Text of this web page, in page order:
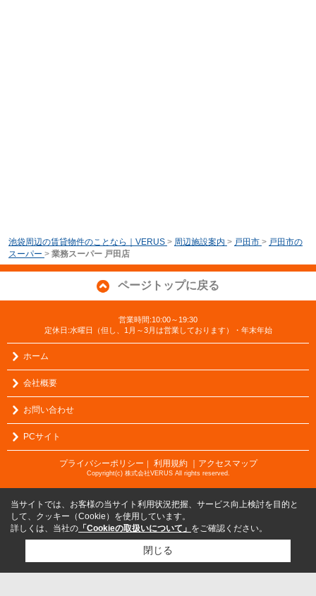
池袋周辺の賃貸物件のことなら｜VERUS > 周辺施設案内 > 戸田市 > 戸田市の
スーパー > 業務スーパー 戸田店
ページトップに戻る
営業時間:10:00～19:30
定休日:水曜日（但し、1月～3月は営業しております）・年末年始
ホーム
会社概要
お問い合わせ
PCサイト
プライバシーポリシー ｜ 利用規約 ｜アクセスマップ
Copyright(c) 株式会社VERUS All rights reserved.
当サイトでは、お客様の当サイト利用状況把握、サービス向上検討を目的と
して、クッキー（Cookie）を使用しています。
詳しくは、当社の 「Cookieの取扱いについて」 をご確認ください。
閉じる